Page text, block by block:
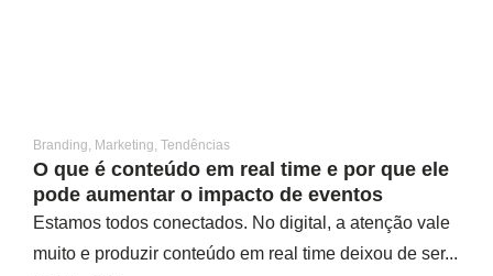
Branding, Marketing, Tendências
O que é conteúdo em real time e por que ele
pode aumentar o impacto de eventos
Estamos todos conectados. No digital, a atenção vale
muito e produzir conteúdo em real time deixou de ser...